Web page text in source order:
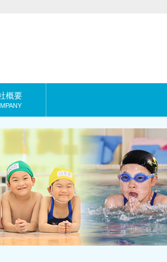
概要